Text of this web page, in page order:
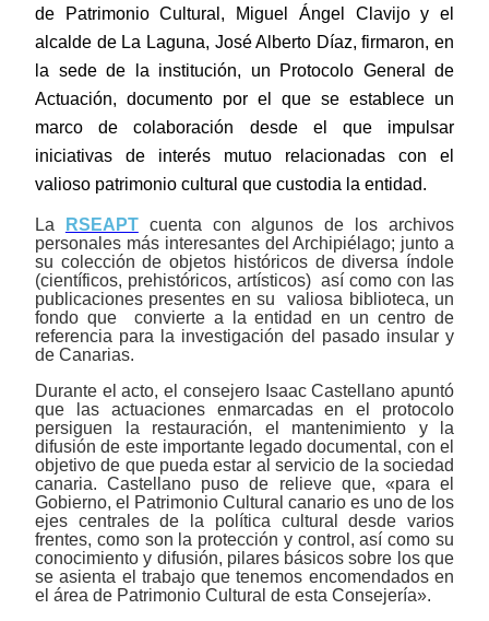
de Patrimonio Cultural, Miguel Ángel Clavijo y el
alcalde de La Laguna, José Alberto Díaz, firmaron, en
la sede de la institución, un Protocolo General de
Actuación, documento por el que se establece un
marco de colaboración desde el que impulsar
iniciativas de interés mutuo relacionadas con el
valioso patrimonio cultural que custodia la entidad.
La RSEAPTcuenta con algunos de los archivos
personales más interesantes del Archipiélago; junto a
su colección de objetos históricos de diversa índole
(científicos, prehistóricos, artísticos) así como con las
publicaciones presentes en su valiosa biblioteca, un
fondo que convierte a la entidad en un centro de
referencia para la investigación del pasado insular y
de Canarias.
Durante el acto, el consejero Isaac Castellano apuntó
que las actuaciones enmarcadas en el protocolo
persiguen la restauración, el mantenimiento y la
difusión de este importante legado documental, con el
objetivo de que pueda estar al servicio de la sociedad
canaria. Castellano puso de relieve que, «para el
Gobierno, el Patrimonio Cultural canario es uno de los
ejes centrales de la política cultural desde varios
frentes, como son la protección y control, así como su
conocimiento y difusión, pilares básicos sobre los que
se asienta el trabajo que tenemos encomendados en
el área de Patrimonio Cultural de esta Consejería».